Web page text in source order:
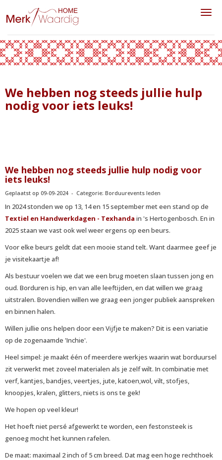
We hebben nog steeds jullie hulp
nodig voor iets leuks!
We hebben nog steeds jullie hulp nodig voor
iets leuks!
Geplaatst op 09-09-2024 - Categorie: Borduurevents leden
In 2024 stonden we op 13, 14 en 15 september met een stand op de
Textiel en Handwerkdagen - Texhanda in 's Hertogenbosch. En in
2025 staan we vast ook wel weer ergens op een beurs.
Voor elke beurs geldt dat een mooie stand telt. Want daarmee geef je
je visitekaartje af!
Als bestuur voelen we dat we een brug moeten slaan tussen jong en
oud. Borduren is hip, en van alle leeftijden, en dat willen we graag
uitstralen. Bovendien willen we graag een jonger publiek aanspreken
en binnen halen.
Willen jullie ons helpen door een Vijfje te maken? Dit is een variatie
op de zogenaamde 'Inchie'.
Heel simpel: je maakt één of meerdere werkjes waarin wat borduursel
zit verwerkt met zoveel materialen als je zelf wilt. In combinatie met
verf, kantjes, bandjes, veertjes, jute, katoen,wol, vilt, stofjes,
knoopjes, kralen, glitters, niets is ons te gek!
We hopen op veel kleur!
Het hoeft niet persé afgewerkt te worden, een festonsteek is
genoeg mocht het kunnen rafelen.
De maat: maximaal 2 inch of 5 cm breed. Dat mag een hoge rechthoek